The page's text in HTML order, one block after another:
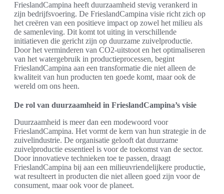
FrieslandCampina heeft duurzaamheid stevig verankerd in
zijn bedrijfsvoering. De FrieslandCampina visie richt zich op
het creëren van een positieve impact op zowel het milieu als
de samenleving. Dit komt tot uiting in verschillende
initiatieven die gericht zijn op duurzame zuivelproductie.
Door het verminderen van CO2-uitstoot en het optimaliseren
van het watergebruik in productieprocessen, begint
FrieslandCampina aan een transformatie die niet alleen de
kwaliteit van hun producten ten goede komt, maar ook de
wereld om ons heen.
De rol van duurzaamheid in FrieslandCampina’s visie
Duurzaamheid is meer dan een modewoord voor
FrieslandCampina. Het vormt de kern van hun strategie in de
zuivelindustrie. De organisatie gelooft dat duurzame
zuivelproductie essentieel is voor de toekomst van de sector.
Door innovatieve technieken toe te passen, draagt
FrieslandCampina bij aan een milieuvriendelijkere productie,
wat resulteert in producten die niet alleen goed zijn voor de
consument, maar ook voor de planeet.